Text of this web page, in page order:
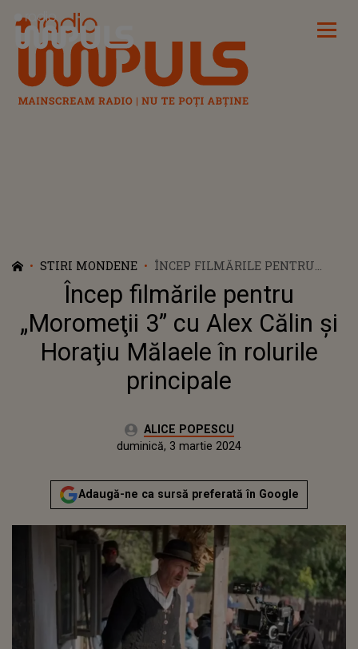
Radio Impuls
STIRI MONDENE
ÎNCEP FILMĂRILE PENTRU
„MOROMEŢII 3” CU ALEX CĂLIN
ŞI HORAŢIU MĂLAELE ÎN
ROLURILE PRINCIPALE
Încep filmările pentru
„Moromeţii 3” cu Alex Călin şi
Horaţiu Mălaele în rolurile
principale
Autor:ALICE POPESCU
Actualizat:
duminică, 3 martie 2024
Adaugă-ne ca sursă preferată în Google